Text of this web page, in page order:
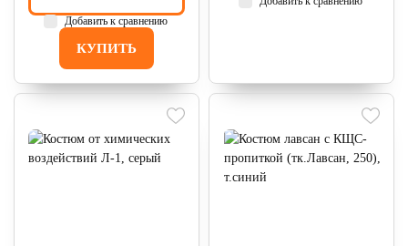
КУПИТЬ
Добавить к сравнению